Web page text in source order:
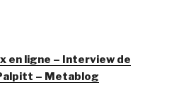
en ligne – Interview de
– Metablog